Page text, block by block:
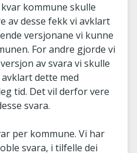
kommune skulle
av desse fekk vi avklart
versjonane vi kunne
For andre gjorde vi
av svara vi skulle
dette med
tid. Det vil derfor vere
svara.
per kommune. Vi har
svara, i tilfelle dei